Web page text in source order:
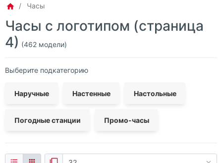
Винил
Металл
Часы
Часы с логотипом (страница
4) (462 модели)
Выберите подкатегорию
Наручные Настенные Настольные
Погодные станции Промо-часы